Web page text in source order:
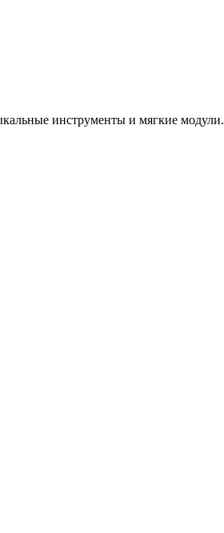
инструменты и мягкие модули.